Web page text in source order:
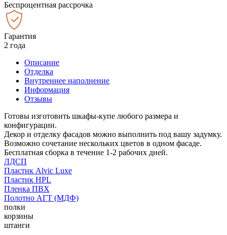
Беспроцентная рассрочка
Гарантия
2 года
Описание
Отделка
Внутреннее наполнение
Информация
Отзывы
Готовы изготовить шкафы-купе любого размера и
конфигурации.
Декор и отделку фасадов можно выполнить под вашу задумку.
Возможно сочетание нескольких цветов в одном фасаде.
Бесплатная сборка в течение 1-2 рабочих дней.
ЛДСП
Пластик Alvic Luxe
Пластик HPL
Пленка ПВХ
Полотно АГТ (МДФ)
полки
корзины
штанги